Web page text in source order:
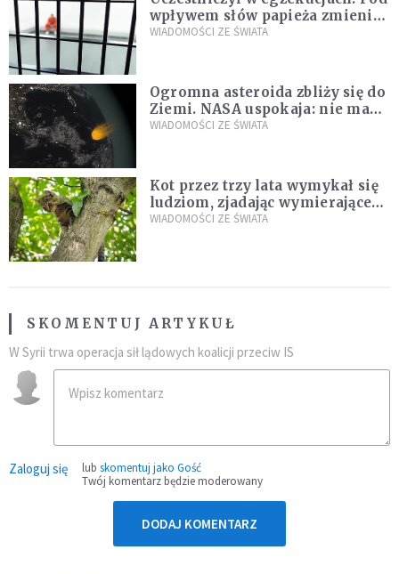
wpływem słów papieża zmienił
zdanie
WIADOMOŚCI ZE ŚWIATA
Ogromna asteroida zbliży się do
Ziemi. NASA uspokaja: nie ma
zagrożenia
WIADOMOŚCI ZE ŚWIATA
Kot przez trzy lata wymykał się
ludziom, zjadając wymierające
kaczki. W końcu popełnił
WIADOMOŚCI ZE ŚWIATA
SKOMENTUJ ARTYKUŁ
W Syrii trwa operacja sił lądowych koalicji przeciw IS
Zaloguj się lub skomentuj jako Gość
Twój komentarz będzie moderowany
DODAJ KOMENTARZ